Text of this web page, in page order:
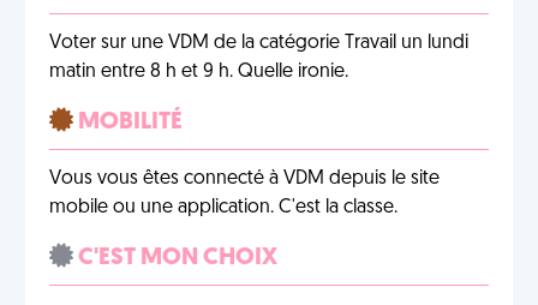
Voter sur une VDM de la catégorie Travail un lundi
matin entre 8 h et 9 h. Quelle ironie.
MOBILITÉ
Vous vous êtes connecté à VDM depuis le site
mobile ou une application. C'est la classe.
C'EST MON CHOIX